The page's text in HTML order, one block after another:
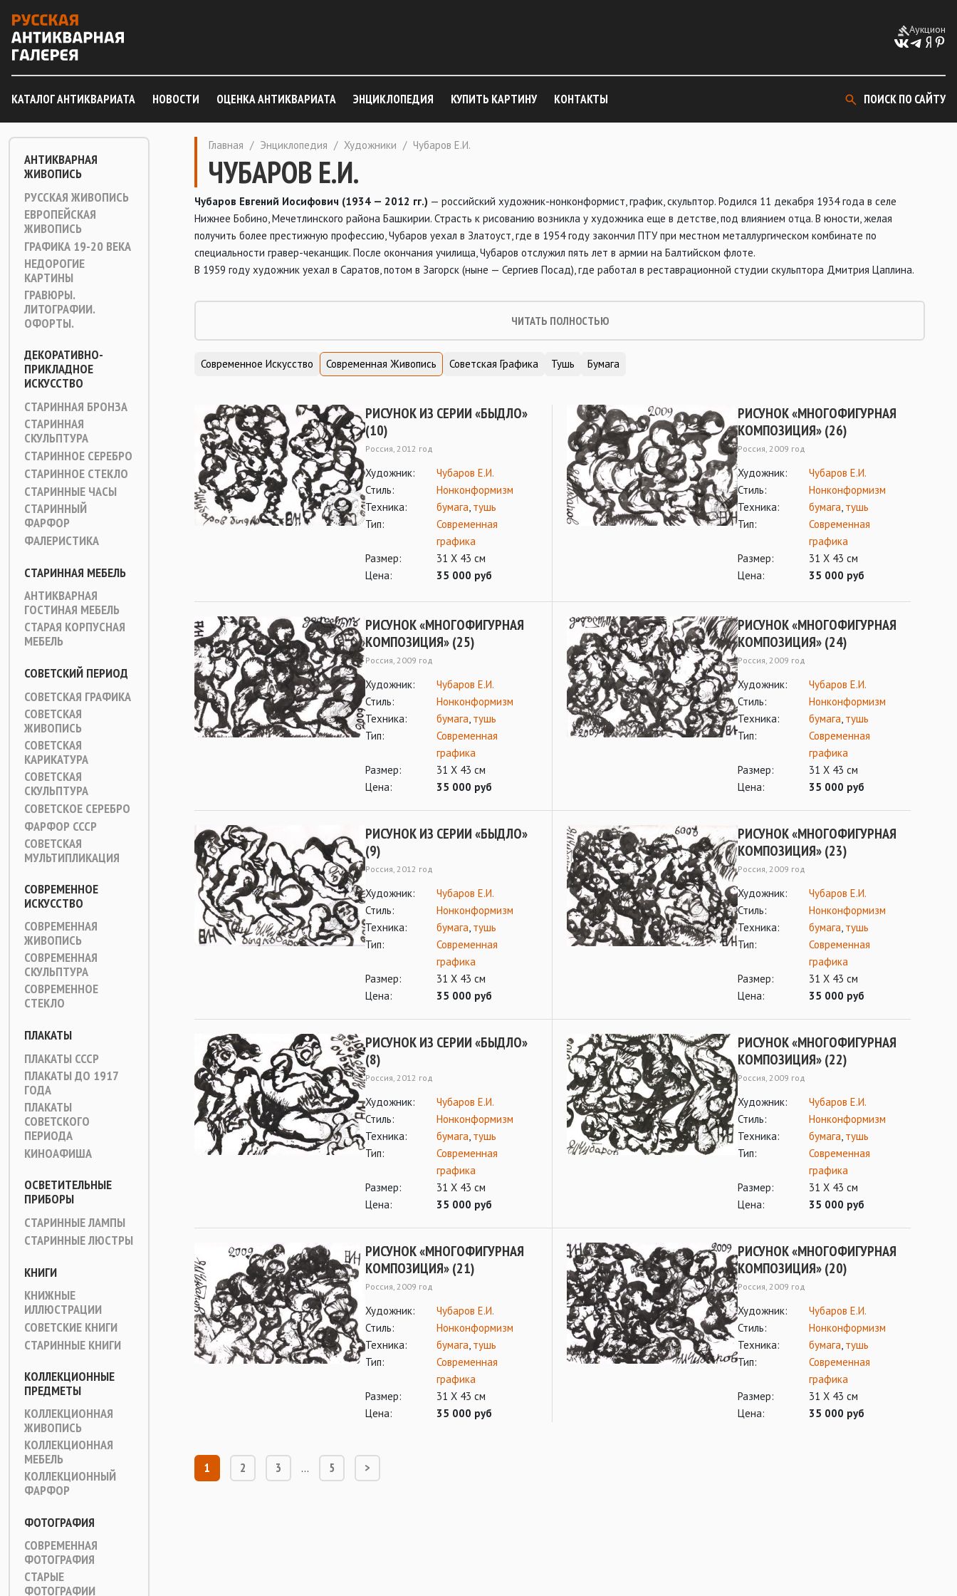
Аукцион
КАТАЛОГ АНТИКВАРИАТА НОВОСТИ ОЦЕНКА АНТИКВАРИАТА ЭНЦИКЛОПЕДИЯ КУПИТЬ КАРТИНУ КОНТАКТЫ ПОИСК ПО САЙТУ
АНТИКВАРНАЯ
ЖИВОПИСЬ
РУССКАЯ ЖИВОПИСЬ
ЕВРОПЕЙСКАЯ
ЖИВОПИСЬ
ГРАФИКА 19-20 ВЕКА
НЕДОРОГИЕ
КАРТИНЫ
ГРАВЮРЫ.
ЛИТОГРАФИИ.
ОФОРТЫ.
ДЕКОРАТИВНО-
ПРИКЛАДНОЕ
ИСКУССТВО
СТАРИННАЯ БРОНЗА
СТАРИННАЯ
СКУЛЬПТУРА
СТАРИННОЕ СЕРЕБРО
СТАРИННОЕ СТЕКЛО
СТАРИННЫЕ ЧАСЫ
СТАРИННЫЙ
ФАРФОР
ФАЛЕРИСТИКА
СТАРИННАЯ МЕБЕЛЬ
АНТИКВАРНАЯ
ГОСТИНАЯ МЕБЕЛЬ
СТАРАЯ КОРПУСНАЯ
МЕБЕЛЬ
СОВЕТСКИЙ ПЕРИОД
СОВЕТСКАЯ ГРАФИКА
СОВЕТСКАЯ
ЖИВОПИСЬ
СОВЕТСКАЯ
КАРИКАТУРА
СОВЕТСКАЯ
СКУЛЬПТУРА
СОВЕТСКОЕ СЕРЕБРО
ФАРФОР СССР
СОВЕТСКАЯ
МУЛЬТИПЛИКАЦИЯ
СОВРЕМЕННОЕ
ИСКУССТВО
СОВРЕМЕННАЯ
ЖИВОПИСЬ
СОВРЕМЕННАЯ
СКУЛЬПТУРА
СОВРЕМЕННОЕ
СТЕКЛО
ПЛАКАТЫ
ПЛАКАТЫ СССР
ПЛАКАТЫ ДО 1917
ГОДА
ПЛАКАТЫ
СОВЕТСКОГО
ПЕРИОДА
КИНОАФИША
ОСВЕТИТЕЛЬНЫЕ
ПРИБОРЫ
СТАРИННЫЕ ЛАМПЫ
СТАРИННЫЕ ЛЮСТРЫ
КНИГИ
КНИЖНЫЕ
ИЛЛЮСТРАЦИИ
СОВЕТСКИЕ КНИГИ
СТАРИННЫЕ КНИГИ
КОЛЛЕКЦИОННЫЕ
ПРЕДМЕТЫ
КОЛЛЕКЦИОННАЯ
ЖИВОПИСЬ
КОЛЛЕКЦИОННАЯ
МЕБЕЛЬ
КОЛЛЕКЦИОННЫЙ
ФАРФОР
ФОТОГРАФИЯ
СОВРЕМЕННАЯ
ФОТОГРАФИЯ
СТАРЫЕ
ФОТОГРАФИИ
Главная / Энциклопедия / Художники / Чубаров Е.И.
ЧУБАРОВ Е.И.
Чубаров Евгений Иосифович (1934 — 2012 гг.) — российский художник-нонконформист, график, скульптор. Родился 11 декабря 1934 года в селе
Нижнее Бобино, Мечетлинского района Башкирии. Страсть к рисованию возникла у художника еще в детстве, под влиянием отца. В юности, желая
получить более престижную профессию, Чубаров уехал в Златоуст, где в 1954 году закончил ПТУ при местном металлургическом комбинате по
специальности гравер-чеканщик. После окончания училища, Чубаров отслужил пять лет в армии на Балтийском флоте.
В 1959 году художник уехал в Саратов, потом в Загорск (ныне — Сергиев Посад), где работал в реставрационной студии скульптора Дмитрия Цаплина.
ЧИТАТЬ ПОЛНОСТЬЮ
Современное Искусство Современная Живопись Советская Графика Тушь Бумага
РИСУНОК ИЗ СЕРИИ «БЫДЛО»
(10)
Россия, 2012 год
Художник:
Чубаров Е.И.
Стиль:
Нонконформизм
Техника:
бумага, тушь
Тип:
Современная
графика
Размер:
31 Х 43 см
Цена:
35 000 руб
РИСУНОК «МНОГОФИГУРНАЯ
КОМПОЗИЦИЯ» (26)
Россия, 2009 год
Художник:
Чубаров Е.И.
Стиль:
Нонконформизм
Техника:
бумага, тушь
Тип:
Современная
графика
Размер:
31 Х 43 см
Цена:
35 000 руб
РИСУНОК «МНОГОФИГУРНАЯ
КОМПОЗИЦИЯ» (25)
Россия, 2009 год
Художник:
Чубаров Е.И.
Стиль:
Нонконформизм
Техника:
бумага, тушь
Тип:
Современная
графика
Размер:
31 Х 43 см
Цена:
35 000 руб
РИСУНОК «МНОГОФИГУРНАЯ
КОМПОЗИЦИЯ» (24)
Россия, 2009 год
Художник:
Чубаров Е.И.
Стиль:
Нонконформизм
Техника:
бумага, тушь
Тип:
Современная
графика
Размер:
31 Х 43 см
Цена:
35 000 руб
РИСУНОК ИЗ СЕРИИ «БЫДЛО»
(9)
Россия, 2012 год
Художник:
Чубаров Е.И.
Стиль:
Нонконформизм
Техника:
бумага, тушь
Тип:
Современная
графика
Размер:
31 Х 43 см
Цена:
35 000 руб
РИСУНОК «МНОГОФИГУРНАЯ
КОМПОЗИЦИЯ» (23)
Россия, 2009 год
Художник:
Чубаров Е.И.
Стиль:
Нонконформизм
Техника:
бумага, тушь
Тип:
Современная
графика
Размер:
31 Х 43 см
Цена:
35 000 руб
РИСУНОК ИЗ СЕРИИ «БЫДЛО»
(8)
Россия, 2012 год
Художник:
Чубаров Е.И.
Стиль:
Нонконформизм
Техника:
бумага, тушь
Тип:
Современная
графика
Размер:
31 Х 43 см
Цена:
35 000 руб
РИСУНОК «МНОГОФИГУРНАЯ
КОМПОЗИЦИЯ» (22)
Россия, 2009 год
Художник:
Чубаров Е.И.
Стиль:
Нонконформизм
Техника:
бумага, тушь
Тип:
Современная
графика
Размер:
31 Х 43 см
Цена:
35 000 руб
РИСУНОК «МНОГОФИГУРНАЯ
КОМПОЗИЦИЯ» (21)
Россия, 2009 год
Художник:
Чубаров Е.И.
Стиль:
Нонконформизм
Техника:
бумага, тушь
Тип:
Современная
графика
Размер:
31 Х 43 см
Цена:
35 000 руб
РИСУНОК «МНОГОФИГУРНАЯ
КОМПОЗИЦИЯ» (20)
Россия, 2009 год
Художник:
Чубаров Е.И.
Стиль:
Нонконформизм
Техника:
бумага, тушь
Тип:
Современная
графика
Размер:
31 Х 43 см
Цена:
35 000 руб
1 2 3 … 5 >